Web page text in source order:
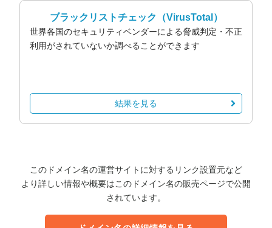
ブラックリストチェック （VirusTotal）
世界各国のセキュリティベンダーによる脅威判定・不正
利用がされていないか調べることができます
結果を見る
このドメイン名の運営サイトに対するリンク設置元など
より詳しい情報や概要はこのドメイン名の販売ページで公開
されています。